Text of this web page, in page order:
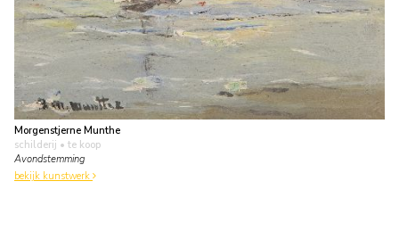
Morgenstjerne Munthe
schilderij • te koop
Avondstemming
bekijk kunstwerk